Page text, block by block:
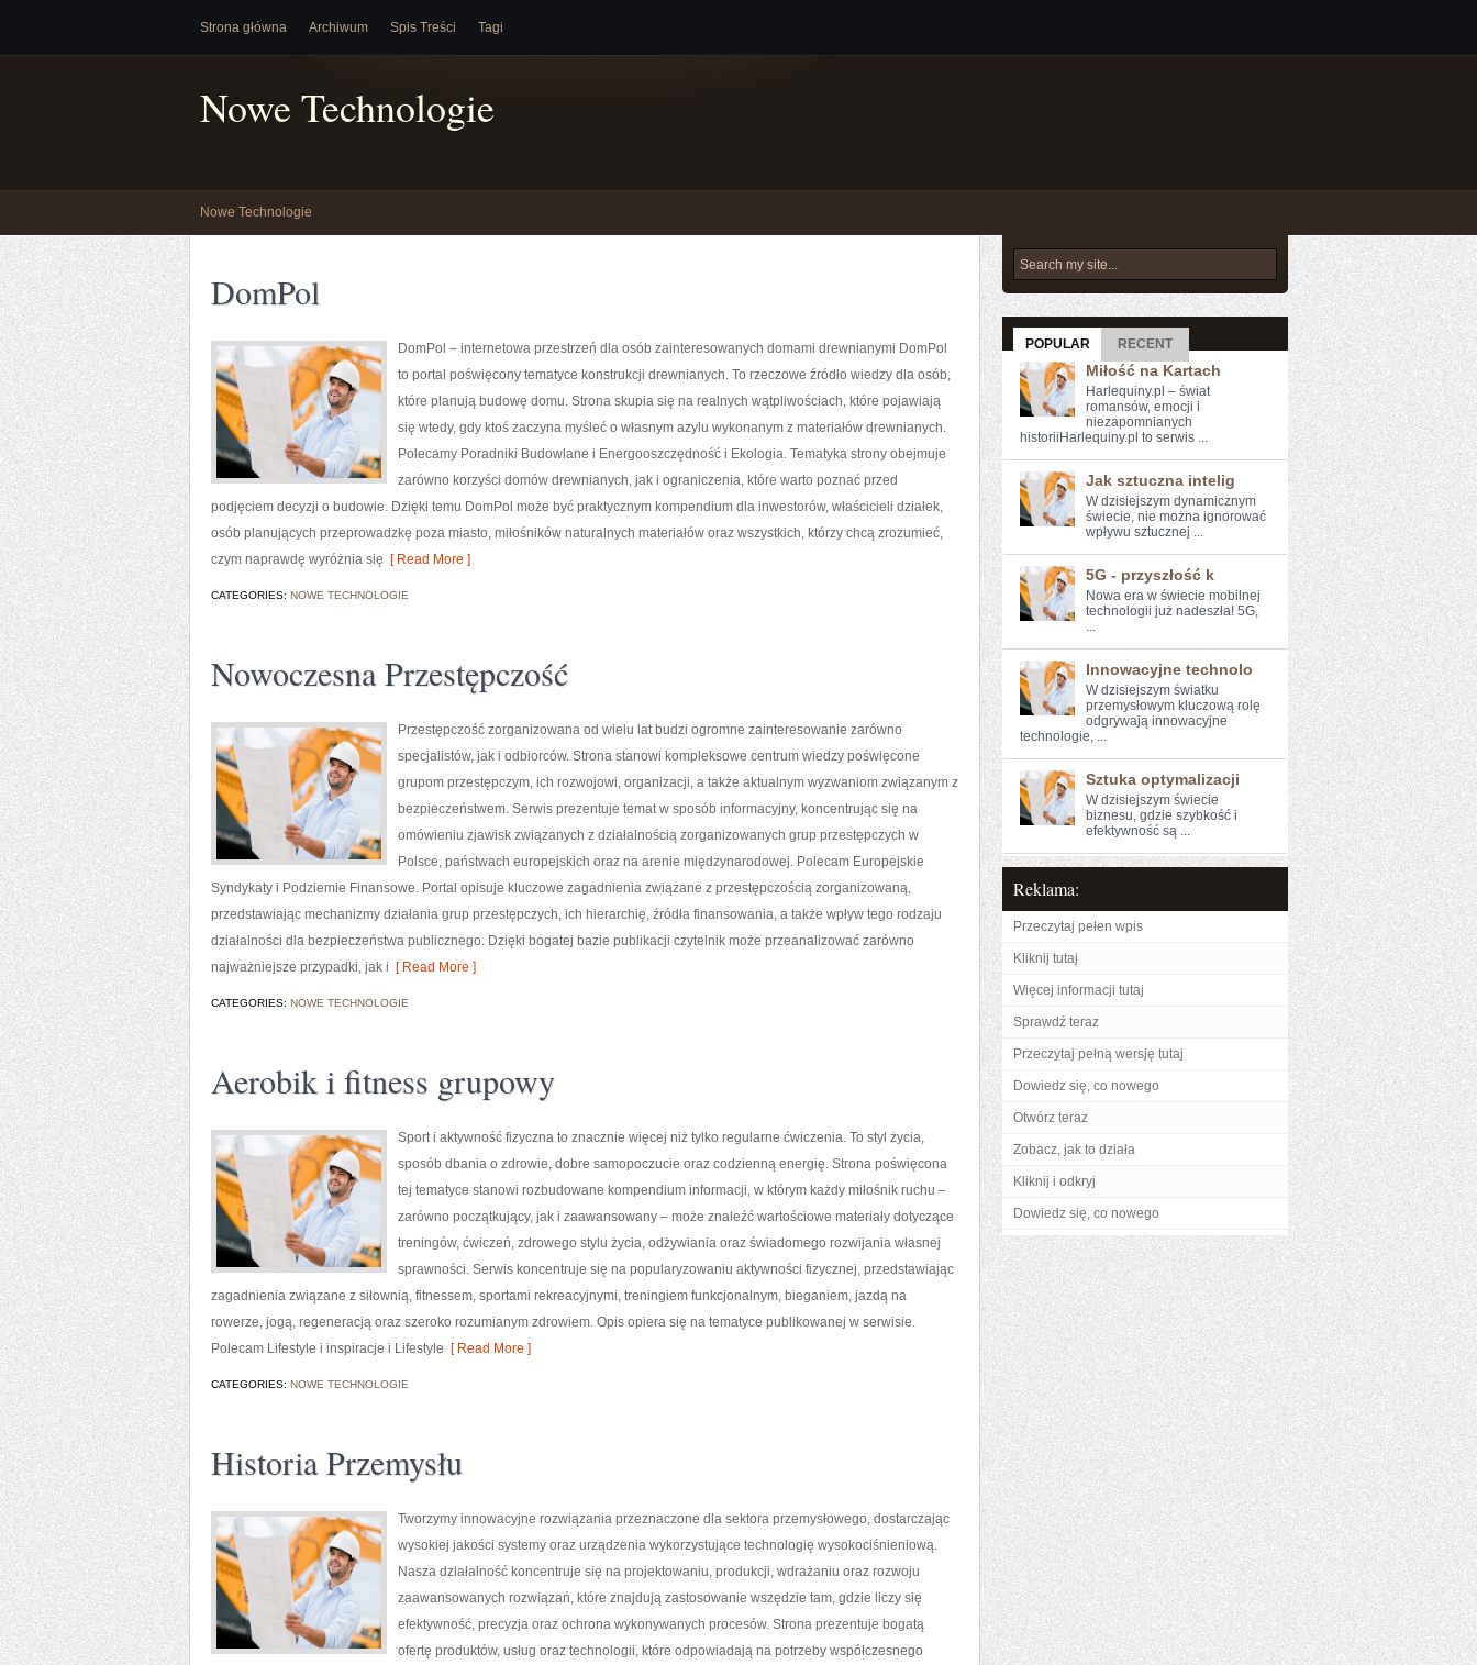
Strona główna Archiwum Spis Treści Tagi
Nowe Technologie
Nowe Technologie
DomPol
DomPol – internetowa przestrzeń dla osób zainteresowanych domami drewnianymi DomPol
to portal poświęcony tematyce konstrukcji drewnianych. To rzeczowe źródło wiedzy dla osób,
które planują budowę domu. Strona skupia się na realnych wątpliwościach, które pojawiają
się wtedy, gdy ktoś zaczyna myśleć o własnym azylu wykonanym z materiałów drewnianych.
Polecamy Poradniki Budowlane i Energooszczędność i Ekologia. Tematyka strony obejmuje
zarówno korzyści domów drewnianych, jak i ograniczenia, które warto poznać przed
podjęciem decyzji o budowie. Dzięki temu DomPol może być praktycznym kompendium dla inwestorów, właścicieli działek,
osób planujących przeprowadzkę poza miasto, miłośników naturalnych materiałów oraz wszystkich, którzy chcą zrozumieć,
czym naprawdę wyróżnia się [ Read More ]
CATEGORIES: NOWE TECHNOLOGIE
Nowoczesna Przestępczość
Przestępczość zorganizowana od wielu lat budzi ogromne zainteresowanie zarówno
specjalistów, jak i odbiorców. Strona stanowi kompleksowe centrum wiedzy poświęcone
grupom przestępczym, ich rozwojowi, organizacji, a także aktualnym wyzwaniom związanym z
bezpieczeństwem. Serwis prezentuje temat w sposób informacyjny, koncentrując się na
omówieniu zjawisk związanych z działalnością zorganizowanych grup przestępczych w
Polsce, państwach europejskich oraz na arenie międzynarodowej. Polecam Europejskie
Syndykaty i Podziemie Finansowe. Portal opisuje kluczowe zagadnienia związane z przestępczością zorganizowaną,
przedstawiając mechanizmy działania grup przestępczych, ich hierarchię, źródła finansowania, a także wpływ tego rodzaju
działalności dla bezpieczeństwa publicznego. Dzięki bogatej bazie publikacji czytelnik może przeanalizować zarówno
najważniejsze przypadki, jak i [ Read More ]
CATEGORIES: NOWE TECHNOLOGIE
Aerobik i fitness grupowy
Sport i aktywność fizyczna to znacznie więcej niż tylko regularne ćwiczenia. To styl życia,
sposób dbania o zdrowie, dobre samopoczucie oraz codzienną energię. Strona poświęcona
tej tematyce stanowi rozbudowane kompendium informacji, w którym każdy miłośnik ruchu –
zarówno początkujący, jak i zaawansowany – może znaleźć wartościowe materiały dotyczące
treningów, ćwiczeń, zdrowego stylu życia, odżywiania oraz świadomego rozwijania własnej
sprawności. Serwis koncentruje się na popularyzowaniu aktywności fizycznej, przedstawiając
zagadnienia związane z siłownią, fitnessem, sportami rekreacyjnymi, treningiem funkcjonalnym, bieganiem, jazdą na
rowerze, jogą, regeneracją oraz szeroko rozumianym zdrowiem. Opis opiera się na tematyce publikowanej w serwisie.
Polecam Lifestyle i inspiracje i Lifestyle [ Read More ]
CATEGORIES: NOWE TECHNOLOGIE
Historia Przemysłu
Tworzymy innowacyjne rozwiązania przeznaczone dla sektora przemysłowego, dostarczając
wysokiej jakości systemy oraz urządzenia wykorzystujące technologię wysokociśnieniową.
Nasza działalność koncentruje się na projektowaniu, produkcji, wdrażaniu oraz rozwoju
zaawansowanych rozwiązań, które znajdują zastosowanie wszędzie tam, gdzie liczy się
efektywność, precyzja oraz ochrona wykonywanych procesów. Strona prezentuje bogatą
ofertę produktów, usług oraz technologii, które odpowiadają na potrzeby współczesnego
POPULAR RECENT
Miłość na Kartach
Harlequiny.pl – świat
romansów, emocji i
niezapomnianych
historiiHarlequiny.pl to serwis ...
Jak sztuczna intelig
W dzisiejszym dynamicznym
świecie, ​nie można​ ignorować
wpływu sztucznej ...
5G - przyszłość k
Nowa era w świecie mobilnej
technologii już nadeszła! 5G,
...
Innowacyjne technolo
W dzisiejszym światku
przemysłowym kluczową rolę
odgrywają innowacyjne
technologie, ...
Sztuka optymalizacji
W‍ dzisiejszym świecie⁤
biznesu, ⁤gdzie szybkość i
efektywność są ...
Reklama:
Przeczytaj pełen wpis
Kliknij tutaj
Więcej informacji tutaj
Sprawdź teraz
Przeczytaj pełną wersję tutaj
Dowiedz się, co nowego
Otwórz teraz
Zobacz, jak to działa
Kliknij i odkryj
Dowiedz się, co nowego